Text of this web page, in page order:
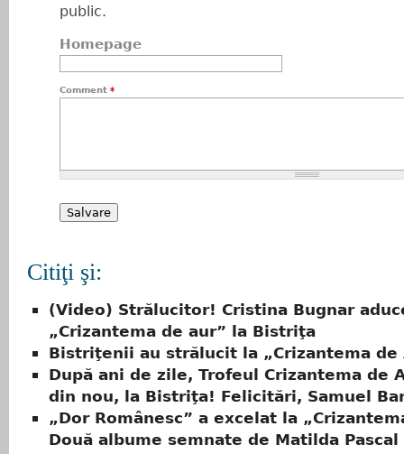
public.
Homepage
Comment *
Citiţi şi:
(Video) Strălucitor! Cristina Bugnar
„Crizantema de aur” la Bistriţa
Bistriţenii au strălucit la „Crizantema de
După ani de zile, Trofeul Crizantema de
din nou, la Bistriţa! Felicitări, Samuel
„Dor Românesc” a excelat la
Două albume semnate de Matilda Pascal